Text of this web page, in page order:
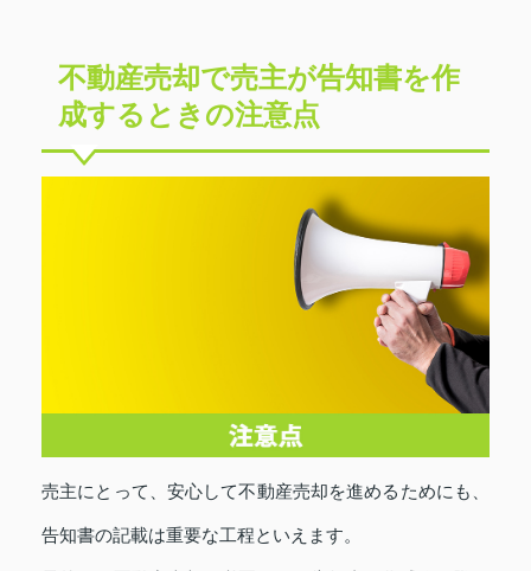
不動産売却で売主が告知書を作
成するときの注意点
売主にとって、安心して不動産売却を進めるためにも、
告知書の記載は重要な工程といえます。